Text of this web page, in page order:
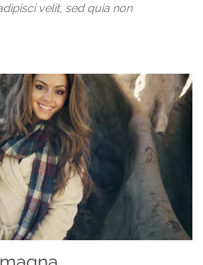
velit, sed quia non